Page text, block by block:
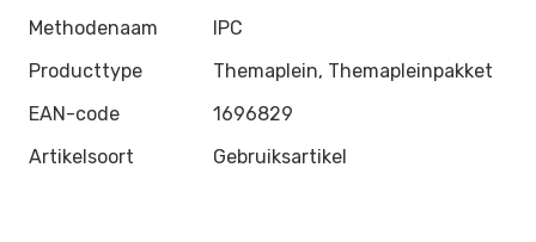
Methodenaam
IPC
Producttype
Themaplein, Themapleinpakket
EAN-code
1696829
Artikelsoort
Gebruiksartikel